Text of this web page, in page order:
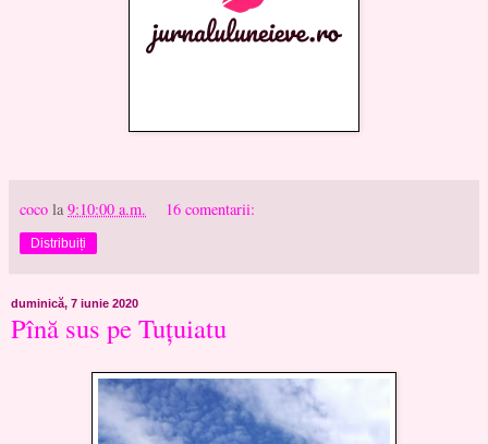
coco la 9:10:00 a.m. 16 comentarii:
Distribuiți
duminică, 7 iunie 2020
Pînă sus pe Tuțuiatu